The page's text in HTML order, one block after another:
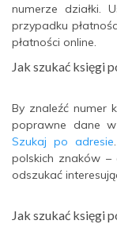
numerze działki.
przypadku
płatności online.
Jak szukać księgi
By znaleźć numer
poprawne dane
Szukaj po adresie
polskich znaków
odszukać
Jak szukać księgi